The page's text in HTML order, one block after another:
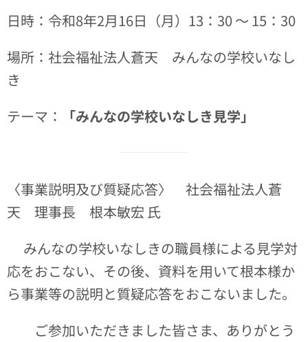
日時：令和8年2月16日（月）13：30 ～ 15：30
場所：社会福祉法人蒼天 みんなの学校いなし
き
テーマ：
「みんなの学校いなしき見学」
〈事業説明及び質疑応答〉 社会福祉法人蒼
天 理事長 根本敏宏 氏
みんなの学校いなしきの職員様による見学対
応をおこない、その後、資料を用いて根本様か
ら事業等の説明と質疑応答をおこないました。
ご参加いただきました皆さま、ありがとう